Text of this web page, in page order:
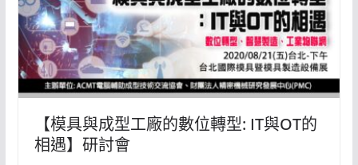
【模具與成型工廠的數位轉型: IT與OT的
相遇】研討會